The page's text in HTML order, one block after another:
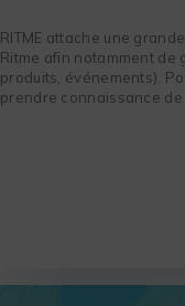
RITME attache une
Ritme afin notamment de
produits, événements).
prendre connaissance de